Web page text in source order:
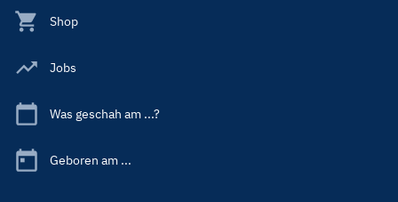
Shop
Jobs
Was geschah am ...?
Geboren am ...